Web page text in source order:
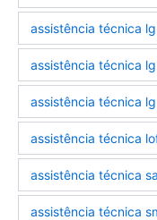
assistência técnica
assistência técnica
assistência técnica
assistência técnica
assistência técnica
assistência técnica